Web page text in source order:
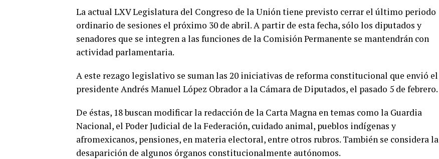
La actual LXV Legislatura del Congreso de la Unión tiene previsto cerrar el último periodo
ordinario de sesiones el próximo 30 de abril. A partir de esta fecha, sólo los diputados y
senadores que se integren a las funciones de la Comisión Permanente se mantendrán con
actividad parlamentaria.
A este rezago legislativo se suman las 20 iniciativas de reforma constitucional que envió el
presidente Andrés Manuel López Obrador a la Cámara de Diputados, el pasado 5 de febrero.
De éstas, 18 buscan modificar la redacción de la Carta Magna en temas como la Guardia
Nacional, el Poder Judicial de la Federación, cuidado animal, pueblos indígenas y
afromexicanos, pensiones, en materia electoral, entre otros rubros. También se considera la
desaparición de algunos órganos constitucionalmente autónomos.